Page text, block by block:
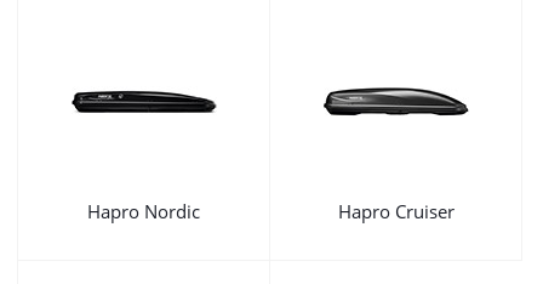
Hapro Nordic Hapro Cruiser